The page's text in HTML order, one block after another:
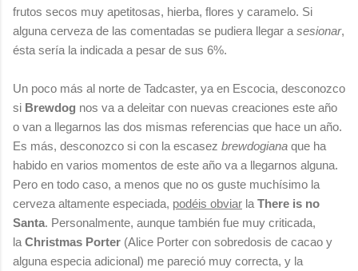
frutos secos muy apetitosas, hierba, flores y caramelo. Si
alguna cerveza de las comentadas se pudiera llegar a sesionar,
ésta sería la indicada a pesar de sus 6%.
Un poco más al norte de Tadcaster, ya en Escocia, desconozco
si Brewdog nos va a deleitar con nuevas creaciones este año
o van a llegarnos las dos mismas referencias que hace un año.
Es más, desconozco si con la escasez brewdogiana que ha
habido en varios momentos de este año va a llegarnos alguna.
Pero en todo caso, a menos que no os guste muchísimo la
cerveza altamente especiada, podéis obviar la There is no
Santa. Personalmente, aunque también fue muy criticada,
la Christmas Porter (Alice Porter con sobredosis de cacao y
alguna especia adicional) me pareció muy correcta, y la